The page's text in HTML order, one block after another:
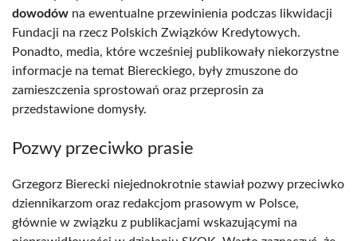
dowodów na ewentualne przewinienia podczas likwidacji
Fundacji na rzecz Polskich Związków Kredytowych.
Ponadto, media, które wcześniej publikowały niekorzystne
informacje na temat Biereckiego, były zmuszone do
zamieszczenia sprostowań oraz przeprosin za
przedstawione domysły.
Pozwy przeciwko prasie
Grzegorz Bierecki niejednokrotnie stawiał pozwy przeciwko
dziennikarzom oraz redakcjom prasowym w Polsce,
głównie w związku z publikacjami wskazującymi na